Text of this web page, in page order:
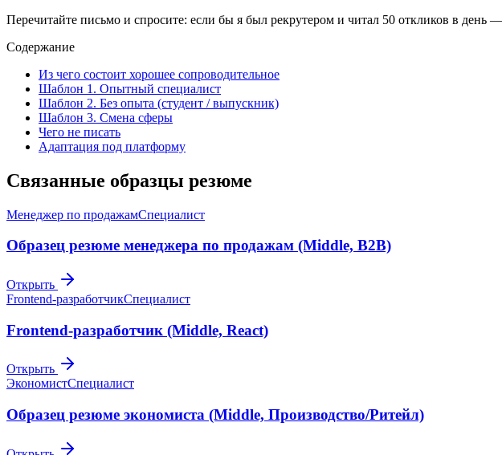
Перечитайте письмо и спросите: если бы я был рекрутером и читал 50 откликов в
Содержание
Из чего состоит хорошее сопроводительное
Шаблон 1. Опытный специалист
Шаблон 2. Без опыта (студент / выпускник)
Шаблон 3. Смена сферы
Чего не писать
Адаптация под платформу
Связанные образцы резюме
Менеджер по продажамСпециалист
Образец резюме менеджера по продажам (Middle, B2B)
Открыть
Frontend-разработчикСпециалист
Frontend-разработчик (Middle, React)
Открыть
ЭкономистСпециалист
Образец резюме экономиста (Middle, Производство/Ритейл)